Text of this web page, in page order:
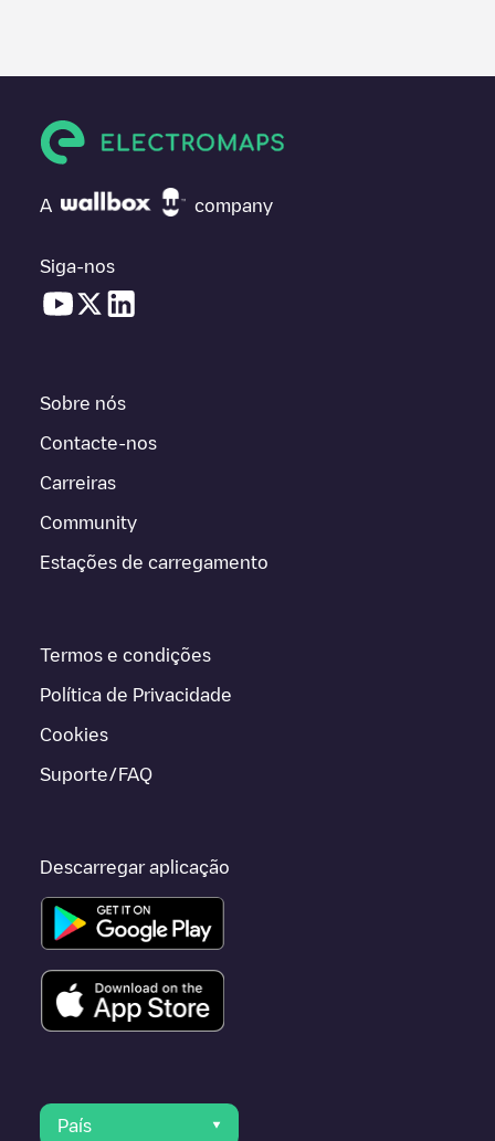
A company
Siga-nos
Sobre nós
Contacte-nos
Carreiras
Community
Estações de carregamento
Termos e condições
Política de Privacidade
Cookies
Suporte/FAQ
Descarregar aplicação
País